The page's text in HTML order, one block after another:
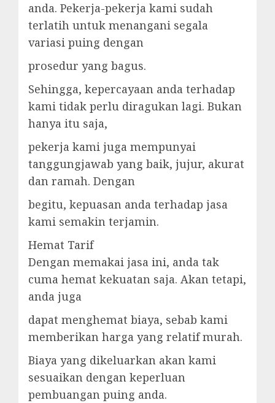
anda. Pekerja-pekerja kami sudah
terlatih untuk menangani segala
variasi puing dengan
prosedur yang bagus.
Sehingga, kepercayaan anda terhadap
kami tidak perlu diragukan lagi. Bukan
hanya itu saja,
pekerja kami juga mempunyai
tanggungjawab yang baik, jujur, akurat
dan ramah. Dengan
begitu, kepuasan anda terhadap jasa
kami semakin terjamin.
Hemat Tarif
Dengan memakai jasa ini, anda tak
cuma hemat kekuatan saja. Akan tetapi,
anda juga
dapat menghemat biaya, sebab kami
memberikan harga yang relatif murah.
Biaya yang dikeluarkan akan kami
sesuaikan dengan keperluan
pembuangan puing anda.